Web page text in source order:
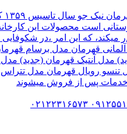
است محصولات این
زیادی از تولیدات خود را به بیش از ۳۰ کشور
آلمانی قهرمان مدل
مدل آنتیک قهرمان
رویال قهرمان مدل